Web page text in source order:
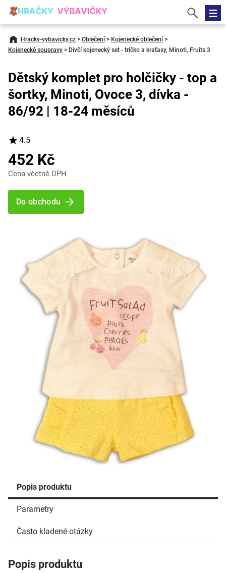
Hracky-vybavicky.cz > Oblečení > Kojenecké oblečení >
Kojenecké soupravy > Dívčí kojenecký set - tričko a kraťasy, Minoti, Fruits 3
Popis produktu
Parametry
Často kladené otázky
Popis produktu
Dětský komplet pro holčičky - top a
šortky, Minoti, Ovoce 3, dívka -
86/92 | 18-24 měsíců
4.5
452 Kč
Cena včetně DPH
Do obchodu